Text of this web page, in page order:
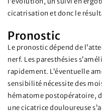
cicatrisation et donc le
Pronostic
Le pronostic dépend de
nerf. Les paresthésies
rapidement. L’éventuelle
sensibilité nécessite des
hématome postopératoire,
une cicatrice douloureuse